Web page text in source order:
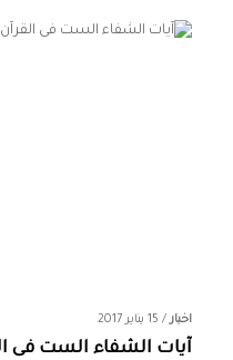
اخبار/ 15 يناير 2017
آيات الشفاء الست فى